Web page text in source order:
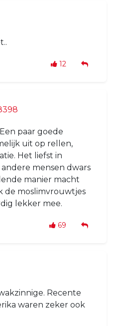
12
paar goede
uit op rellen,
Het liefst in
mensen dwars
manier macht
de moslimvrouwtjes
lekker mee.
69
Recente
waren zeker ook